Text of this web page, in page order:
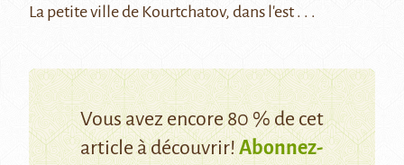
La petite ville de Kourtchatov, dans l'est . . .
Vous avez encore 80 % de cet
article à découvrir!Abonnez-